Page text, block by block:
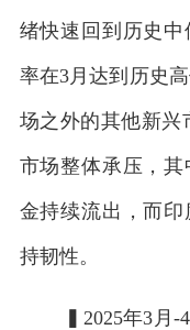
绪快速回到历史
率在3月达到历史
场之外的其他新兴
市场整体承压，
金持续流出，而
持韧性。
▍2025年3月-